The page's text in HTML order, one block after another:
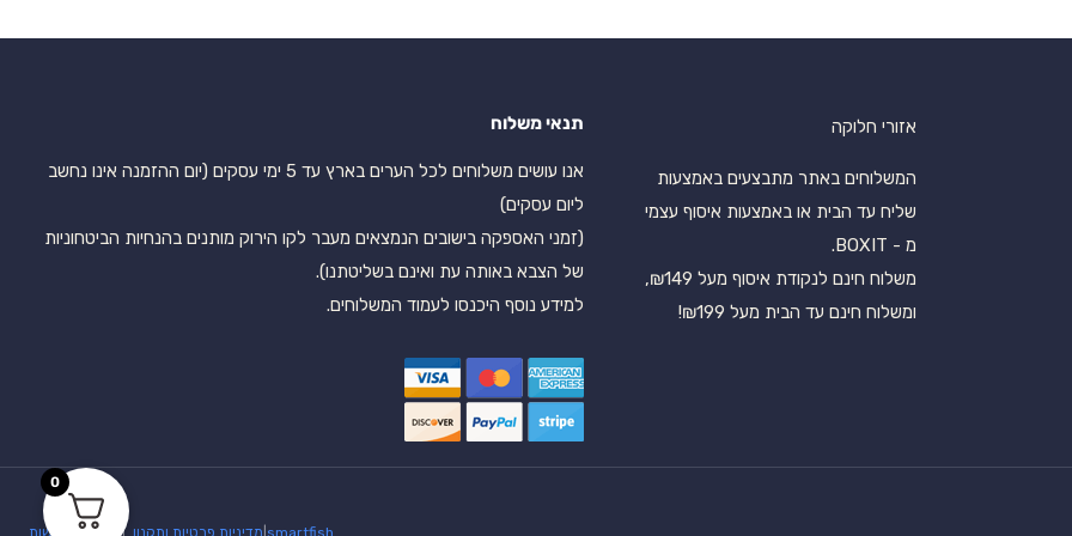
אזורי חלוקה
המשלוחים באתר מתבצעים באמצעות
שליח עד הבית או באמצעות איסוף עצמי
מ - BOXIT.
משלוח חינם לנקודת איסוף מעל ₪149,
ומשלוח חינם עד הבית מעל ₪199!
תנאי משלוח
אנו עושים משלוחים לכל הערים בארץ עד 5 ימי עסקים (יום ההזמנה אינו נחשב
ליום עסקים)
(זמני האספקה בישובים הנמצאים מעבר לקו הירוק מותנים בהנחיות הביטחוניות
של הצבא באותה עת ואינם בשליטתנו).
למידע נוסף היכנסו לעמוד המשלוחים.
0